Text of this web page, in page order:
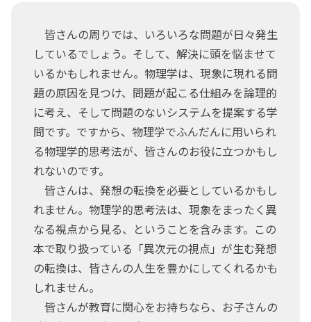
皆さんの周りでは、いろいろな問題が日々発生
しているでしょう。そして、解決に頭を悩ませて
いるかもしれません。物理学は、現象に現れる問
題の原因を見つけ、問題が起こる仕組みを論理的
に考え、そして問題のないシステムを提案する学
問です。ですから、物理学でふんだんに用いられ
る物理学的思考法が、皆さんのお役に立つかもし
れないのです。
皆さんは、発想の転換を必要としているかもし
れません。物理学的思考法は、現象をまったく異
なる視点から見る、ということを含みます。この
本で取り扱っている「異次元の視点」が生む発想
の転換は、皆さんの人生を豊かにしてくれるかも
しれません。
皆さんが教育に関心をお持ちなら、お子さんの